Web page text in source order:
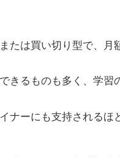
たは買い切り型で、月
きるものも多く、学習
ナーにも支持されるほ